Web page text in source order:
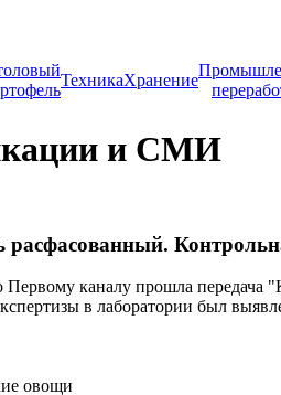
ТехникаХранение
и СМИ
расфасованный.
Первому каналу прошла передача
в лаборатории был
овощи